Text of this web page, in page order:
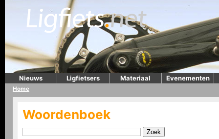
Nieuws Ligfietsers Materiaal Evenementen
Home
Woordenboek